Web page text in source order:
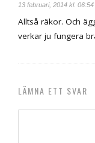
13 februari, 2014 kl. 06:54
Alltså räkor. Och
verkar ju fungera
LÄMNA ETT SVAR